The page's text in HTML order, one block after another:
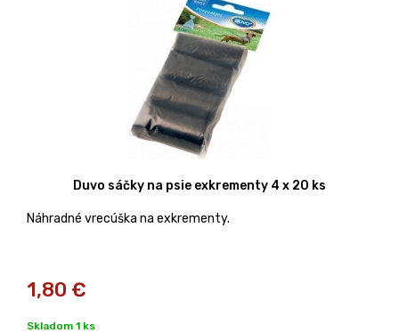
Duvo sáčky na psie exkrementy 4 x 20 ks
Náhradné vrecúška na exkrementy.
1,80 €
Skladom 1 ks